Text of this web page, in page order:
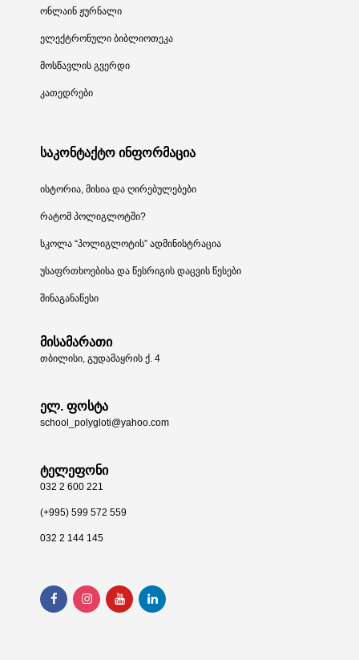
ონლაინ ჟურნალი
ელექტრონული ბიბლიოთეკა
მოსწავლის გვერდი
კათედრები
საკონტაქტო ინფორმაცია
ისტორია, მისია და ღირებულებები
რატომ პოლიგლოტში?
სკოლა “პოლიგლოტის” ადმინისტრაცია
უსაფრთხოებისა და წესრიგის დაცვის წესები
შინაგანაწესი
მისამარათი
თბილისი, გუდამაყრის ქ. 4
ელ. ფოსტა
school_polygloti@yahoo.com
ტელეფონი
032 2 600 221
(+995) 599 572 559
032 2 144 145